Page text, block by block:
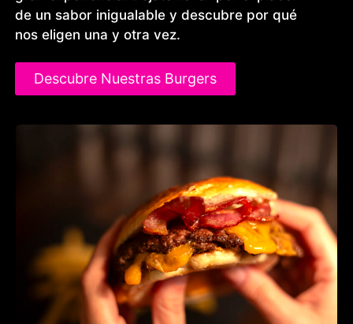
de un sabor inigualable y descubre por qué
nos eligen una y otra vez.
Descubre Nuestras Burgers